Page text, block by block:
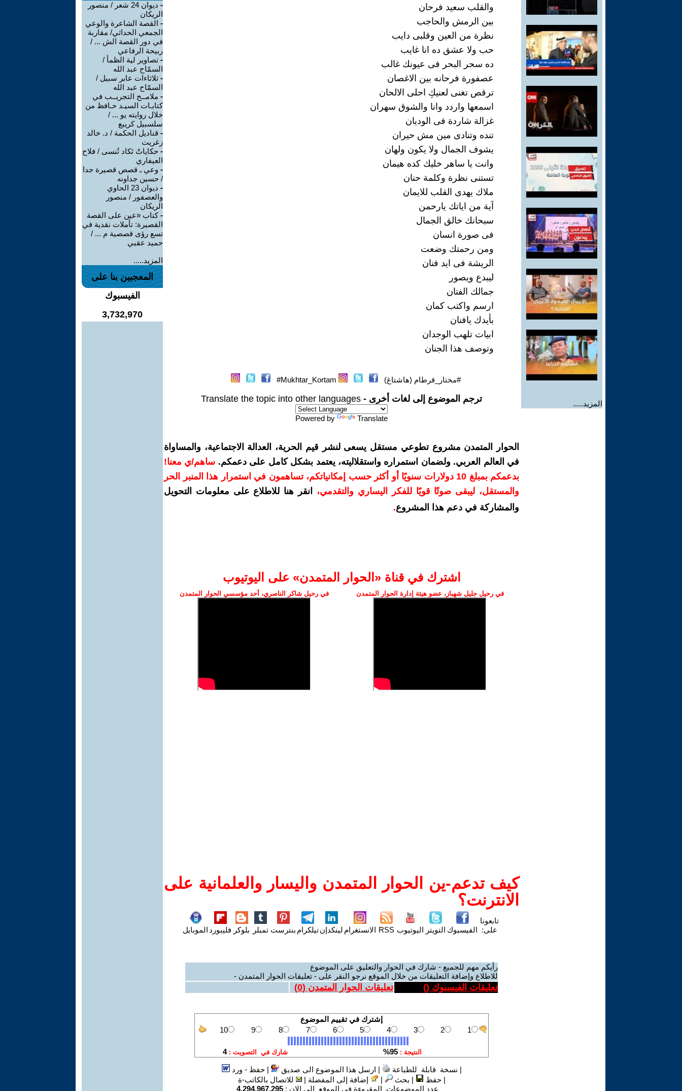
المزيد.....
والقلب سعيد فرحان
بين الرمش والحاجب
نظرة من العين وقلبى دايب
حب ولا عشق ده انا غايب
ده سحر البحر فى عيونك غالب
عصفورة فرحانه بين الاغصان
ترقص تغنى لعنيكِ احلى الالحان
اسمعها واردد وانا والشوق سهران
غزالة شاردة فى الوديان
تنده وتنادى مين مش حيران
يشوف الجمال ولا يكون ولهان
وانت يا ساهر خليك كده هيمان
تستنى نظرة وكلمة حنان
ملاك يهدى القلب للايمان
آية من اياتك يارحمن
سبحانك خالق الجمال
فى صورة انسان
ومن رحمتك وضعت
الريشة فى ايد فنان
ليبدع ويصور
جمالك الفتان
ارسم واكتب كمان
بأيدك يافنان
ابيات تلهب الوجدان
وتوصف هذا الجنان
#مختار_قرطام (هاشتاغ) Mukhtar_Kortam#
ترجم الموضوع إلى لغات أخرى - Translate the topic into other languages
Powered by Translate
الحوار المتمدن مشروع تطوعي مستقل يسعى لنشر قيم الحرية، العدالة الاجتماعية، والمساواة
في العالم العربي. ولضمان استمراره واستقلاليته، يعتمد بشكل كامل على دعمكم. ساهم/ي معنا!
بدعمكم بمبلغ 10 دولارات سنويًا أو أكثر حسب إمكانياتكم، تساهمون في استمرار هذا المنبر الحر
والمستقل، ليبقى صوتًا قويًا للفكر اليساري والتقدمي،
انقر هنا للاطلاع على معلومات التحويل
والمشاركة في دعم هذا المشروع.
اشترك في قناة ‫«الحوار المتمدن» على اليوتيوب
في رحيل جليل شهباز، عضو هيئة إدارة الحوار المتمدن في رحيل شاكر الناصري، أحد مؤسسي الحوار المتمدن
كيف تدعم-ين الحوار المتمدن واليسار والعلمانية على
الانترنت؟
تابعونا
على: الفيسبوك التويتر اليوتيوب RSS الانستغرام لينكدإنتيلكرام بنترست تمبلر بلوكر فليبورد الموبايل
رأيكم مهم للجميع - شارك في الحوار والتعليق على الموضوع
للاطلاع وإضافة التعليقات من خلال الموقع نرجو النقر على - تعليقات الحوار المتمدن -
تعليقات الفيسبوك () تعليقات الحوار المتمدن (0
)
| نسخة قابلة للطباعة | ارسل هذا الموضوع الى صديق |حفظ - ورد
|حفظ | بحث | إضافة إلى المفضلة |
للاتصال بالكاتب-ة
عدد الموضوعات المقروءة في الموقع الى الان : 4,294,967,295
-
ديوان 24 شعر / منصور
الريكان
- القصة الشاعرة والوعي
الجمعي الحداثي/ مقاربة
في دور القصة الش ... /
ربيحة الرفاعي
- تصاوير لية الظمأ /
السمّاح عبد الله
- ثلاثاءات عابر سبيل /
السمّاح عبد الله
- ملامــح التجريــب في
كتابـات السيـد حـافظ من
خلال روايته يو ... /
سلسبيل كريبع
- قناديل الحكمة / د. خالد
زغريت
- حكاياتْ تَكاد تُنسى / فلاح
العيفاري
- وعي ـ قصص قصيرة جدا
/ حسين جداونه
-
ديوان 23 الحاوي
والعصفور / منصور
الريكان
-كتاب «عين على القصة
القصيرة: تأملات نقدية في
تسع رؤى قصصية م ... /
حميد عقبي
المزيد.....
المعجبين بنا على
الفيسبوك
3,732,970